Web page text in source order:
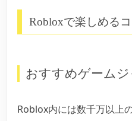
Robloxで楽しめる
おすすめゲーム
Roblox内には数千万以上